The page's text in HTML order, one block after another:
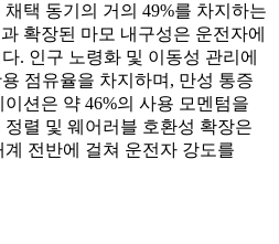
택 동기의 거의 49%를 차지하는
확장된 마모 내구성은 운전자에
. 인구 노령화 및 이동성 관리에
점유율을 차지하며, 만성 통증
션은 약 46%의 사용 모멘텀을
렬 및 웨어러블 호환성 확장은
전반에 걸쳐 운전자 강도를